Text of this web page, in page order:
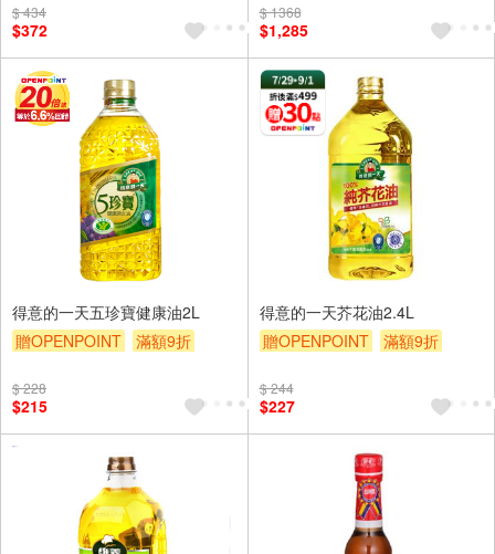
$ 434
$372
贈OPENPOINT
$ 1368
$1,285
得意的一天五珍寶健康油2L
贈OPENPOINT
滿額9折
$ 228
$215
得意的一天芥花油2.4L
贈OPENPOINT
滿額9折
$ 244
$227